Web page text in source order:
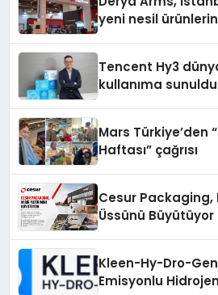
yeni nesil
Tencent Hy3
kullanıma sunuldu
Mars Türkiye’den
Haftası” çağrısı
Cesur Packaging,
Üssünü Büyütüyor
Kleen-Hy-Dro-Gen
Emisyonlu